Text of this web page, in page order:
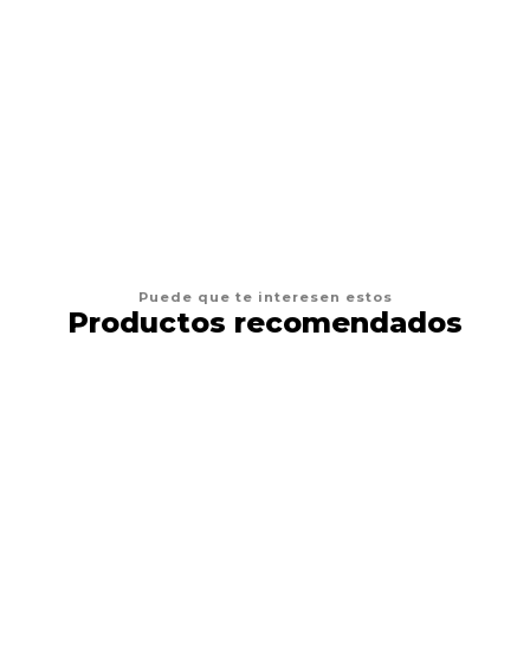
Puede que te interesen estos
Productos recomendados